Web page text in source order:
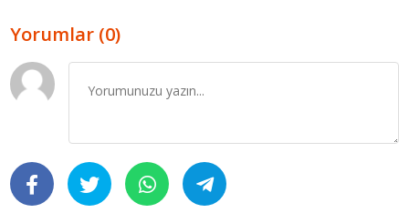
Yorumlar (0)